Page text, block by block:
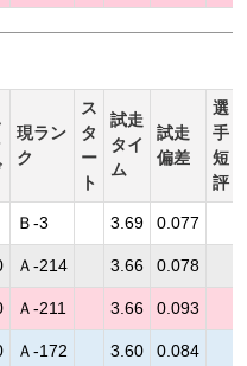
現ラン
ク
ス
タ
ー
ト
試走
タイ
ム
試走
偏差
選
手
短
評
Ｂ-3 3.69 0.077
Ａ-214 3.66 0.078
Ａ-211 3.66 0.093
Ａ-172 3.60 0.084